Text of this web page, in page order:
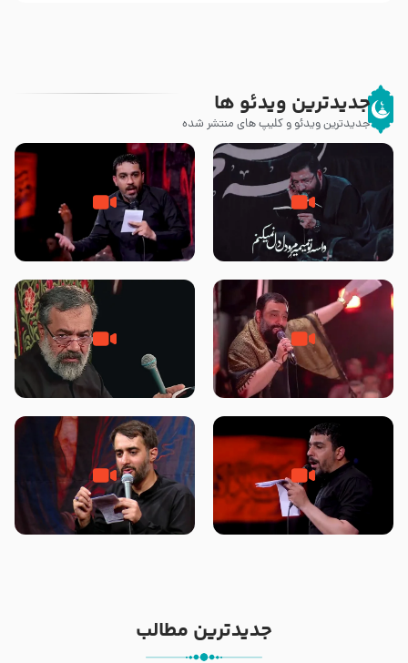
جدیدترین ویدئو ها
جدیدترین ویدئو و کلیپ های منتشر شده
مصداق کربلا – حاج حسین سیب
سرخی
شور ، حسینا! به‌ حق زهرا «أُنْظُرْ
إِلَینا» – عزاداری شب هفتم ماه
جانا جانا ابی عبدالله – کربلایی جواد
مقدم – شب هشتم محرم 1448 –
مادر منم مثل تو خمیدم – حاج
محمود کریمی – شهادت حضرت
هیئت رایة العباس علیه السلام
تک ، عبّاس، صاحب دل‌هاست –
حاج حنیف طاهری – عزاداری شب
من غلام نوکراتم من عاشق کربلاتم
– شور زمینه – شب هفتم – محرم
جدیدترین مطالب